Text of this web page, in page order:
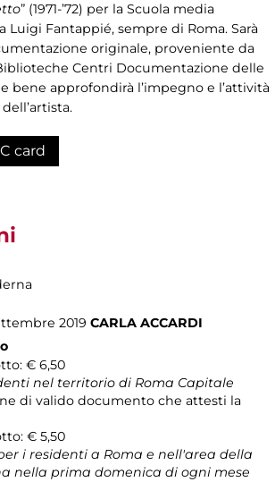
” (1971-’72) per la Scuola media
Luigi Fantappié, sempre di Roma. Sarà
originale, proveniente da
Centri Documentazione delle
bene approfondirà l’impegno e l’attività
card
2019 CARLA ACCARDI
€ 6,50
nel territorio di Roma Capitale
di valido documento che attesti la
€ 5,50
i residenti a Roma e nell'area della
nella prima domenica di ogni mese